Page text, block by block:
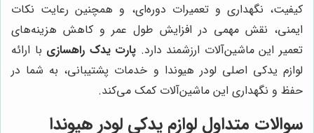
کیفیت، نگهداری و تعمیرات دوره‌ای، و همچنین رعایت نکات
ایمنی، نقش مهمی در افزایش طول عمر و کاهش هزینه‌های
تعمیر این ماشین‌آلات ارزشمند دارد. پارت یدک راهسازی با ارائه
لوازم یدکی اصلی لودر هیوندا و خدمات پشتیبانی، به شما در
حفظ و نگهداری این ماشین‌آلات کمک می‌کند.
سوالات متداول لوازم یدکی لودر هیوندا